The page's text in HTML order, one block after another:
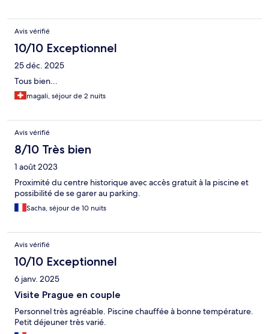
Avis vérifié
10/10 Exceptionnel
25 déc. 2025
Tous bien...
magali, séjour de 2 nuits
Avis vérifié
8/10 Très bien
1 août 2023
Proximité du centre historique avec accès gratuit à la piscine et
possibilité de se garer au parking.
Sacha, séjour de 10 nuits
Avis vérifié
10/10 Exceptionnel
6 janv. 2025
Visite Prague en couple
Personnel très agréable. Piscine chauffée à bonne température.
Petit déjeuner très varié.